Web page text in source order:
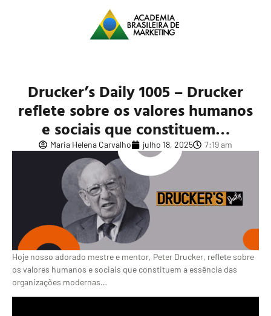
Drucker’s Daily 1005 – Drucker
reflete sobre os valores humanos
e sociais que constituem…
Maria Helena Carvalho julho 18, 2025 7:19 am
Hoje nosso adorado mestre e mentor, Peter Drucker, reflete sobre
os valores humanos e sociais que constituem a essência das
organizações modernas…